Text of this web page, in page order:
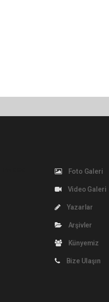
Foto Galeri
Video Galeri
Yazarlar
Arşivler
Künyemiz
Bize Ulaşın